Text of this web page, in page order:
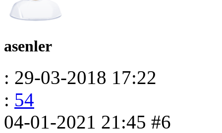
asenler
: 29-03-2018 17:22
: 54
04-01-2021 21:45 #6